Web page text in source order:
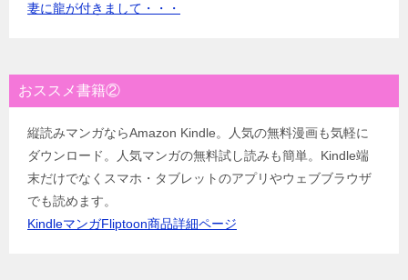
妻に龍が付きまして・・・
おススメ書籍②
縦読みマンガならAmazon Kindle。人気の無料漫画も気軽に
ダウンロード。人気マンガの無料試し読みも簡単。Kindle端
末だけでなくスマホ・タブレットのアプリやウェブブラウザ
でも読めます。
KindleマンガFliptoon商品詳細ページ